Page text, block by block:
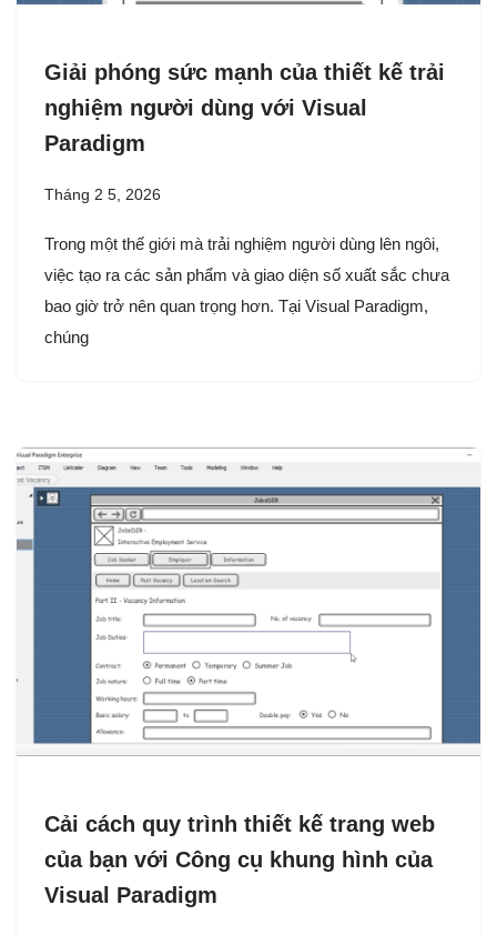
Giải phóng sức mạnh của thiết kế trải
nghiệm người dùng với Visual
Paradigm
Tháng 2 5, 2026
Trong một thế giới mà trải nghiệm người dùng lên ngôi,
việc tạo ra các sản phẩm và giao diện số xuất sắc chưa
bao giờ trở nên quan trọng hơn. Tại Visual Paradigm,
chúng
Cải cách quy trình thiết kế trang web
của bạn với Công cụ khung hình của
Visual Paradigm